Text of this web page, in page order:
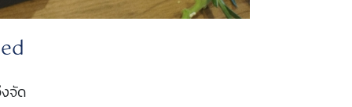
จัด